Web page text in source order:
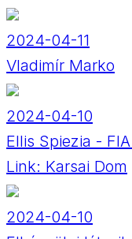
2024-04-11
Vladimír Marko
2024-04-10
Ellis Spiezia - FIA
Link: Karsai Dom
2024-04-10